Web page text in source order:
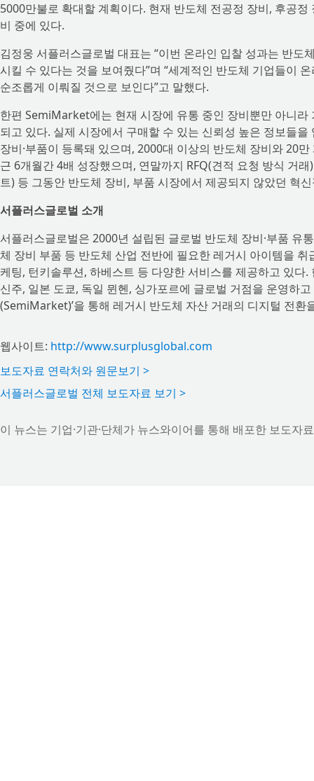
5000만불로 확대할 계획이다. 현재 반도체 전공정 장비, 후공
비 중에 있다.
김정웅 서플러스글로벌 대표는 “이번 온라인 입찰 성과는 반
시킬 수 있다는 것을 보여줬다”며 “세계적인 반도체 기업들이
순조롭게 이뤄질 것으로 보인다”고 말했다.
한편 SemiMarket에는 현재 시장에 유통 중인 장비뿐만 아니
되고 있다. 실제 시장에서 구매할 수 있는 신뢰성 높은 정보들
장비·부품이 등록돼 있으며, 2000대 이상의 반도체 장비와 20
근 6개월간 4배 성장했으며, 연말까지 RFQ(견적 요청 방식 거
트) 등 그동안 반도체 장비, 부품 시장에서 제공되지 않았던 혁
서플러스글로벌 소개
서플러스글로벌은 2000년 설립된 글로벌 반도체 장비·부품 유
체 장비 부품 등 반도체 산업 전반에 필요한 레거시 아이템을
케팅, 턴키솔루션, 하베스트 등 다양한 서비스를 제공하고 있
신주, 일본 도쿄, 독일 뮌헨, 싱가포르에 글로벌 거점을 운영하
(SemiMarket)’을 통해 레거시 반도체 자산 거래의 디지털 전환
웹사이트: http://www.surplusglobal.com
보도자료 연락처와 원문보기 >
서플러스글로벌 전체 보도자료 보기 >
이 뉴스는 기업·기관·단체가 뉴스와이어를 통해 배포한 보도자